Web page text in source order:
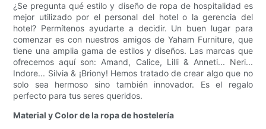
¿Se pregunta qué estilo y diseño de ropa de hospitalidad es
mejor utilizado por el personal del hotel o la gerencia del
hotel? Permítenos ayudarte a decidir. Un buen lugar para
comenzar es con nuestros amigos de Yaham Furniture, que
tiene una amplia gama de estilos y diseños. Las marcas que
ofrecemos aquí son: Amand, Calice, Lilli & Anneti... Neri...
Indore... Silvia & ¡Briony! Hemos tratado de crear algo que no
solo sea hermoso sino también innovador. Es el regalo
perfecto para tus seres queridos.
Material y Color de la ropa de hostelería